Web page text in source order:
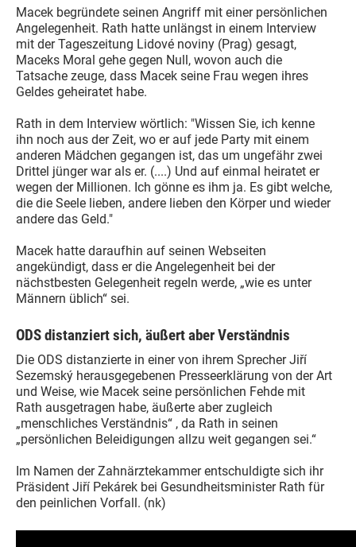
Macek begründete seinen Angriff mit einer persönlichen
Angelegenheit. Rath hatte unlängst in einem Interview
mit der Tageszeitung Lidové noviny (Prag) gesagt,
Maceks Moral gehe gegen Null, wovon auch die
Tatsache zeuge, dass Macek seine Frau wegen ihres
Geldes geheiratet habe.
Rath in dem Interview wörtlich: "Wissen Sie, ich kenne
ihn noch aus der Zeit, wo er auf jede Party mit einem
anderen Mädchen gegangen ist, das um ungefähr zwei
Drittel jünger war als er. (....) Und auf einmal heiratet er
wegen der Millionen. Ich gönne es ihm ja. Es gibt welche,
die die Seele lieben, andere lieben den Körper und wieder
andere das Geld."
Macek hatte daraufhin auf seinen Webseiten
angekündigt, dass er die Angelegenheit bei der
nächstbesten Gelegenheit regeln werde, „wie es unter
Männern üblich“ sei.
ODS distanziert sich, äußert aber Verständnis
Die ODS distanzierte in einer von ihrem Sprecher Jiří
Sezemský herausgegebenen Presseerklärung von der Art
und Weise, wie Macek seine persönlichen Fehde mit
Rath ausgetragen habe, äußerte aber zugleich
„menschliches Verständnis“ , da Rath in seinen
„persönlichen Beleidigungen allzu weit gegangen sei.“
Im Namen der Zahnärztekammer entschuldigte sich ihr
Präsident Jiří Pekárek bei Gesundheitsminister Rath für
den peinlichen Vorfall. (nk)